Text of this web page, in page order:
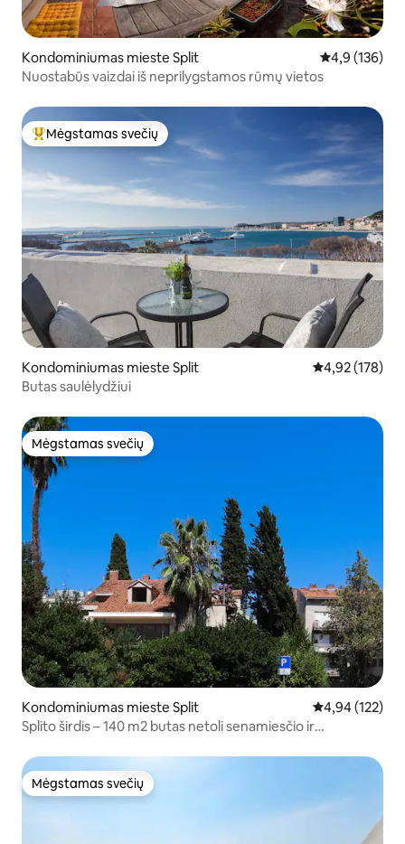
Kondominiumas mieste Split Vidutinis
4,9 (136)
Nuostabūs vaizdai iš neprilygstamos rūmų vietos
Svečių mėgstamiausias
Mėgstamas svečių
Kondominiumas mieste Split Vidutinis
4,92 (178)
Butas saulėlydžiui
Mėgstamas svečių
Mėgstamas svečių
Kondominiumas mieste Split Vidutinis
4,94 (122)
Splito širdis – 140 m2 butas netoli senamiesčio ir
Mėgstamas svečių
Mėgstamas svečių